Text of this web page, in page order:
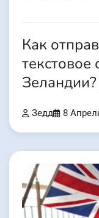
Как
Зедд 8